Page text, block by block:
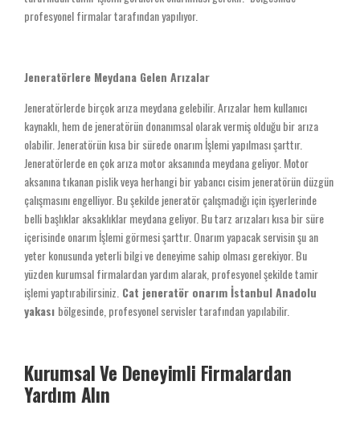
profesyonel firmalar tarafından yapılıyor.
Jeneratörlere Meydana Gelen Arızalar
Jeneratörlerde birçok arıza meydana gelebilir. Arızalar hem kullanıcı
kaynaklı, hem de jeneratörün donanımsal olarak vermiş olduğu bir arıza
olabilir. Jeneratörün kısa bir sürede onarım İşlemi yapılması şarttır.
Jeneratörlerde en çok arıza motor aksanında meydana geliyor. Motor
aksanına tıkanan pislik veya herhangi bir yabancı cisim jeneratörün düzgün
çalışmasını engelliyor. Bu şekilde jeneratör çalışmadığı için işyerlerinde
belli başlıklar aksaklıklar meydana geliyor. Bu tarz arızaları kısa bir süre
içerisinde onarım İşlemi görmesi şarttır. Onarım yapacak servisin şu an
yeter konusunda yeterli bilgi ve deneyime sahip olması gerekiyor. Bu
yüzden kurumsal firmalardan yardım alarak, profesyonel şekilde tamir
işlemi yaptırabilirsiniz. Cat jeneratör onarım İstanbul Anadolu
yakası bölgesinde, profesyonel servisler tarafından yapılabilir.
Kurumsal Ve Deneyimli Firmalardan
Yardım Alın